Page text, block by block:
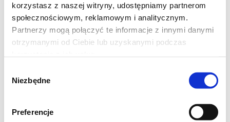
korzystasz z naszej witryny, udostępniamy partnerom
społecznościowym, reklamowym i analitycznym.
Partnerzy mogą połączyć te informacje z innymi danymi
otrzymanymi od Ciebie lub uzyskanymi podczas
zgody
Niezbędne
Preferencje